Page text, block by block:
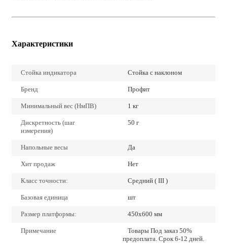
Характеристики
Стойка индикатора Стойка с наклоном
Бренд Профит
Минимальный вес (НмПВ) 1 кг
Дискретность (шаг
измерения)
50 г
Напольные весы Да
Хит продаж Нет
Класс точности: Средний ( III )
Базовая единица шт
Размер платформы: 450х600 мм
Примечание
Товары Под заказ 50%
предоплата. Срок 6-12 дней.